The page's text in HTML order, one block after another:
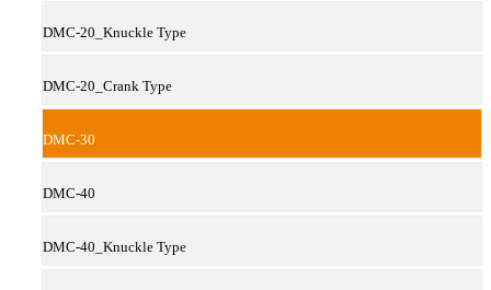
DMC-20_Knuckle Type
DMC-20_Crank Type
DMC-30
DMC-40
DMC-40_Knuckle Type